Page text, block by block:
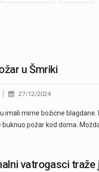
u Šmriki
27/12/2024
imali mirne božićne blagdane.
buknuo požar kod doma.
vatrogasci traže